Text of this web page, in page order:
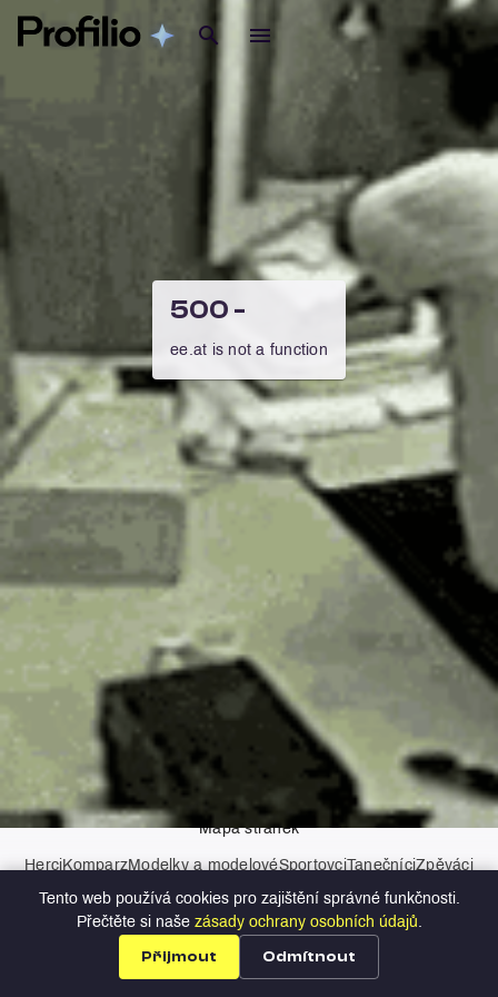
500 -
ee.at is not a function
Zásady ochrany osobních údajů
Mapa stránek
HerciKomparzModelky a modelovéSportovciTanečníciZpěváci
Copyright © 2026 Profilio
Tento web používá cookies pro zajištění správné funkčnosti.
Přečtěte si naše zásady ochrany osobních údajů.
Přijmout Odmítnout